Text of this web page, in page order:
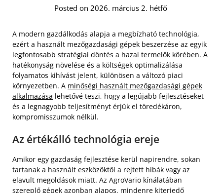
Posted on 2026. március 2. hétfő
A modern gazdálkodás alapja a megbízható technológia,
ezért a használt mezőgazdasági gépek beszerzése az egyik
legfontosabb stratégiai döntés a hazai termelők körében. A
hatékonyság növelése és a költségek optimalizálása
folyamatos kihívást jelent, különösen a változó piaci
környezetben. A minőségi használt mezőgazdasági gépek
alkalmazása lehetővé teszi, hogy a legújabb fejlesztéseket
és a legnagyobb teljesítményt érjük el töredékáron,
kompromisszumok nélkül.
Az értékálló technológia ereje
Amikor egy gazdaság fejlesztése kerül napirendre, sokan
tartanak a használt eszközöktől a rejtett hibák vagy az
elavult megoldások miatt. Az AgroVario kínálatában
szereplő gépek azonban alapos, mindenre kiterjedő